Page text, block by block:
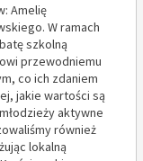
Amelię
W ramach
szkolną
przewodniemu
co ich zdaniem
jakie wartości są
aktywne
również
lokalną